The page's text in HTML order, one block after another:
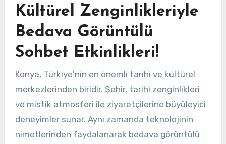
Kültürel Zenginlikleriyle
Bedava Görüntülü
Sohbet Etkinlikleri!
Konya, Türkiye'nin en önemli tarihi ve kültürel
merkezlerinden biridir. Şehir, tarihi zenginlikleri
ve mistik atmosferi ile ziyaretçilerine büyüleyici
deneyimler sunar. Aynı zamanda teknolojinin
nimetlerinden faydalanarak bedava görüntülü